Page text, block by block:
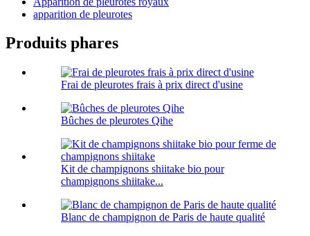
apparition de pleurotes
Produits phares
Frai de pleurotes frais à prix direct d'usine
Bûches de pleurotes Qihe
Kit de champignons shiitake bio pour
champignons shiitake...
Blanc de champignon de Paris de haute qualité